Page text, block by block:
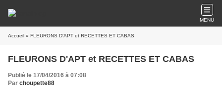
MENU
Accueil » FLEURONS D'APT et RECETTES ET CABAS
FLEURONS D'APT et RECETTES ET CABAS
Publié le 17/04/2016 à 07:08
Par choupette88